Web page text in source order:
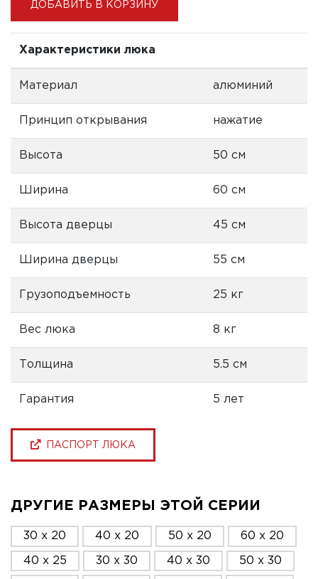
ДОБАВИТЬ В КОРЗИНУ
Характеристики люка
Материал алюминий
Принцип открывания нажатие
Высота 50 см
Ширина 60 см
Высота дверцы 45 см
Ширина дверцы 55 см
Грузоподъемность 25 кг
Вес люка 8 кг
Толщина 5.5 см
Гарантия 5 лет
ПАСПОРТ ЛЮКА
ДРУГИЕ РАЗМЕРЫ ЭТОЙ СЕРИИ
30 x 20 40 x 20 50 x 20 60 x 20
40 x 25 30 x 30 40 x 30 50 x 30